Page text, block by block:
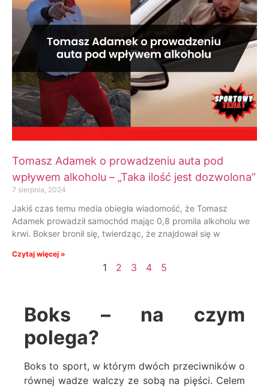
Tomasz Adamek o prowadzeniu auta pod
wpływem alkoholu – „Taka ilość jest dozwolona”
7 sierpnia, 2024
Jakiś czas temu media obiegła wiadomość, że Tomasz
Adamek prowadził samochód mając 0,8 promila alkoholu we
krwi. Bokser bronił się, twierdząc, że znajdował się w
Czytaj więcej »
1 2 3 4 5
Boks – na czym
polega?
Boks to sport, w którym dwóch przeciwników o
równej wadze walczy ze sobą na pięści. Celem